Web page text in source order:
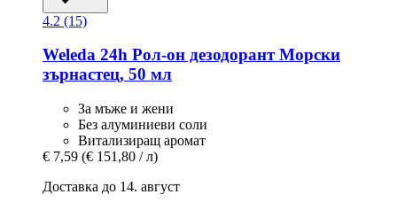
4.2 (15)
Weleda 24h Рол-​он дезодорант Морски
зърнастец, 50 мл
За мъже и жени
Без алуминиеви соли
Витализиращ аромат
€ 7,59 (€ 151,80 / л)
Доставка до 14. август